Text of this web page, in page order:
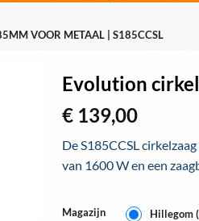
VOOR METAAL | S185CCSL
Evolution
€ 139,00
De S185CCSL
van 1600 W en een
Magazijn Hillegom